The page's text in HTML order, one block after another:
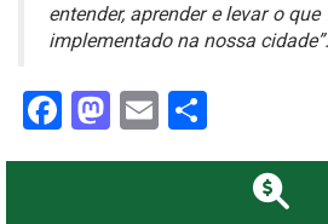
entender, aprender e levar o
implementado na nossa cidade”.
Facebook
Mastodon
Email